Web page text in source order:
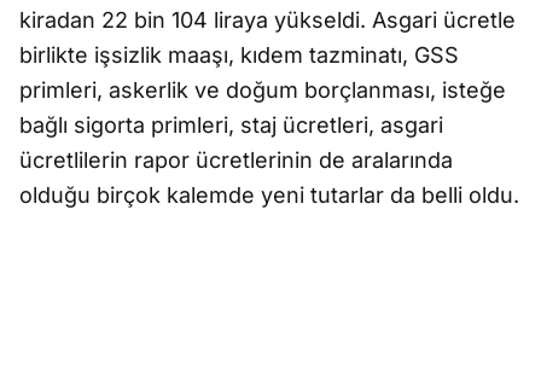
kiradan 22 bin 104 liraya yükseldi. Asgari ücretle
birlikte işsizlik maaşı, kıdem tazminatı, GSS
primleri, askerlik ve doğum borçlanması, isteğe
bağlı sigorta primleri, staj ücretleri, asgari
ücretlilerin rapor ücretlerinin de aralarında
olduğu birçok kalemde yeni tutarlar da belli oldu.